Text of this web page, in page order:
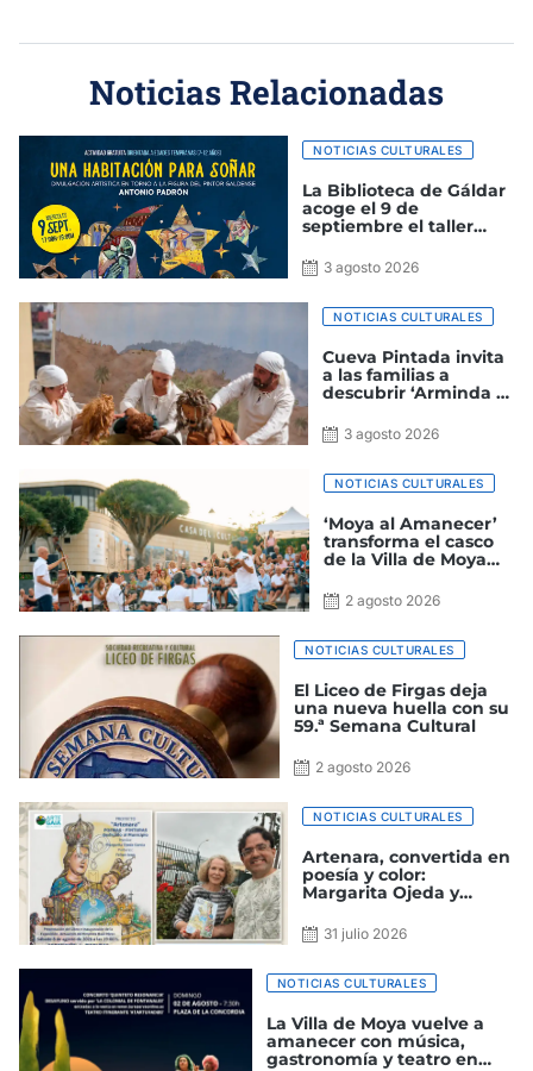
Noticias Relacionadas
NOTICIAS CULTURALES
La Biblioteca de Gáldar
acoge el 9 de
septiembre el taller
soñar’
3 agosto 2026
NOTICIAS CULTURALES
Cueva Pintada invita
a las familias a
descubrir ‘Arminda y
támara amarga’
3 agosto 2026
NOTICIAS CULTURALES
‘Moya al Amanecer’
transforma el casco
de la Villa de Moya
cultural
2 agosto 2026
NOTICIAS CULTURALES
El Liceo de Firgas deja
una nueva huella con su
59.ª Semana Cultural
2 agosto 2026
NOTICIAS CULTURALES
Artenara, convertida en
poesía y color:
Margarita Ojeda y
un homenaje a la
cumbre
31 julio 2026
NOTICIAS CULTURALES
La Villa de Moya vuelve a
amanecer con música,
gastronomía y teatro en